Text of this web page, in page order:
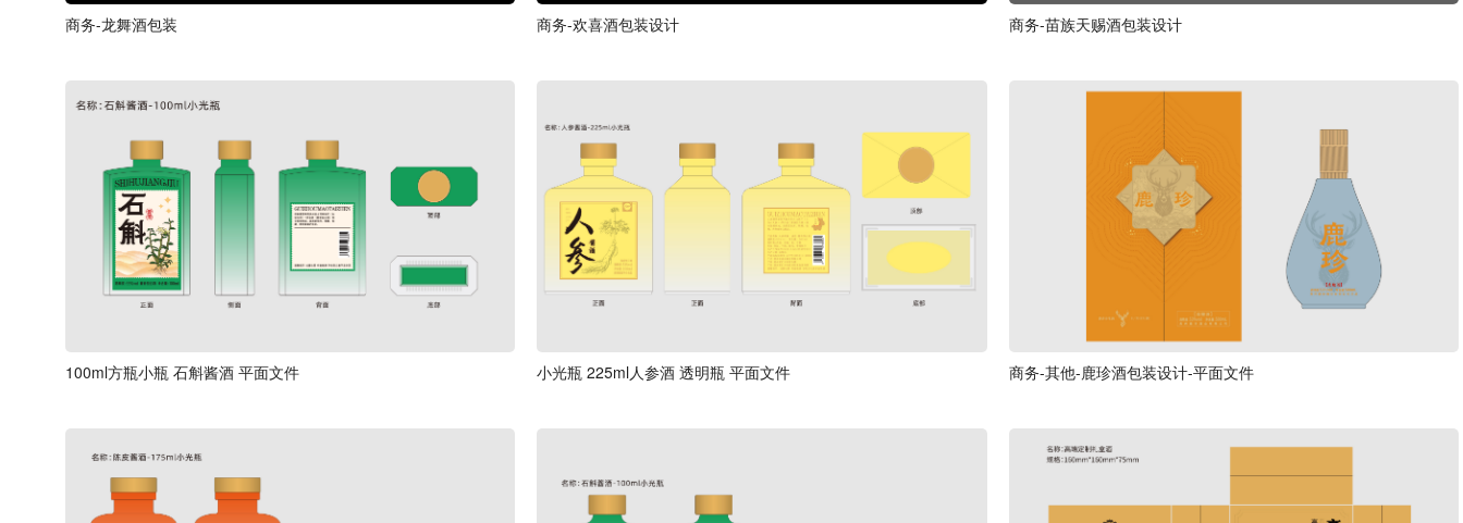
商务-龙舞酒包装 商务-欢喜酒包装设计 商务-苗族天赐酒包装设计
100ml方瓶小瓶 石斛酱酒 平面文件 小光瓶 225ml人参酒 透明瓶 平面文件 商务-其他-鹿珍酒包装设计-平面文件